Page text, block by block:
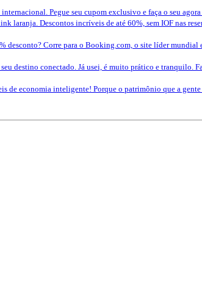
Pegue seu cupom exclusivo e faça o seu agora
laranja. Descontos incríveis de até 60%, sem IOF nas
desconto? Corre para o Booking.com, o site líder mundial
destino conectado. Já usei, é muito prático e tranquilo.
de economia inteligente! Porque o patrimônio que a